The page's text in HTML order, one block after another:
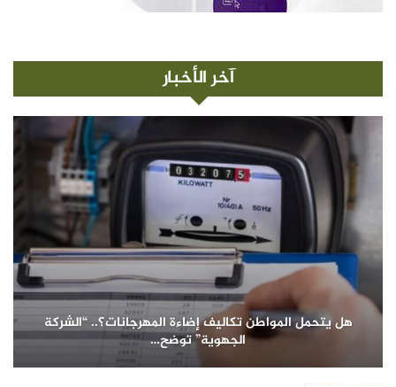
آخر الأخبار
هل يتحمل المواطن تكاليف إضاءة المهرجانات؟.. “الشركة
الجهوية” توضح…